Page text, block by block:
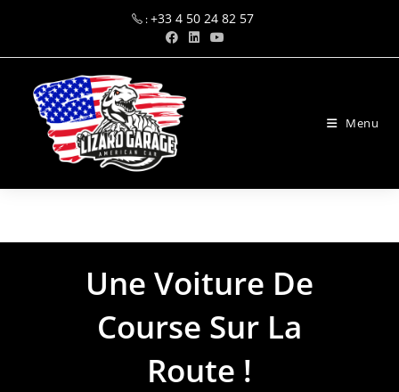
:+33 4 50 24 82 57
Menu
Une Voiture De
Course Sur La
Route !